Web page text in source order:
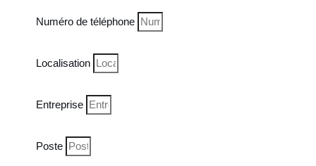
Numéro de téléphone
Localisation
Entreprise
Poste